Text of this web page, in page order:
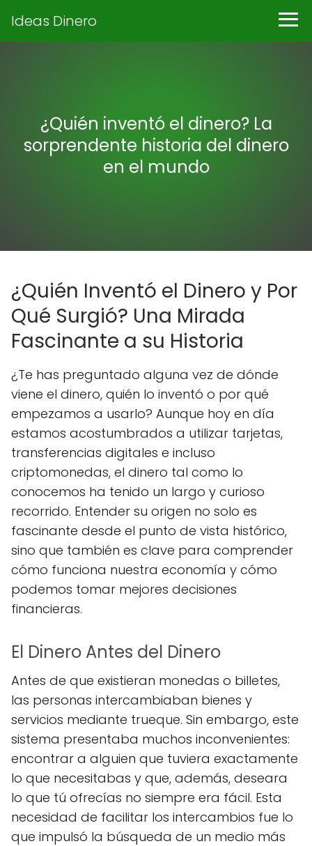
Ideas Dinero
¿Quién inventó el dinero? La
sorprendente historia del dinero
en el mundo
¿Quién Inventó el Dinero y Por
Qué Surgió? Una Mirada
Fascinante a su Historia
¿Te has preguntado alguna vez de dónde
viene el dinero, quién lo inventó o por qué
empezamos a usarlo? Aunque hoy en día
estamos acostumbrados a utilizar tarjetas,
transferencias digitales e incluso
criptomonedas, el dinero tal como lo
conocemos ha tenido un largo y curioso
recorrido. Entender su origen no solo es
fascinante desde el punto de vista histórico,
sino que también es clave para comprender
cómo funciona nuestra economía y cómo
podemos tomar mejores decisiones
financieras.
El Dinero Antes del Dinero
Antes de que existieran monedas o billetes,
las personas intercambiaban bienes y
servicios mediante trueque. Sin embargo, este
sistema presentaba muchos inconvenientes:
encontrar a alguien que tuviera exactamente
lo que necesitabas y que, además, deseara
lo que tú ofrecías no siempre era fácil. Esta
necesidad de facilitar los intercambios fue lo
que impulsó la búsqueda de un medio más